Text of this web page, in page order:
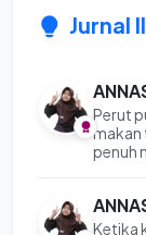
Jurnal
Perut
makan
penuh
Ketika